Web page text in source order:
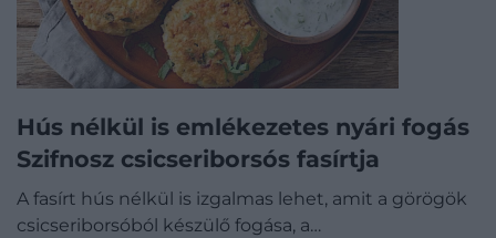
Hús nélkül is emlékezetes nyári fogás
Szifnosz csicseriborsós fasírtja
A fasírt hús nélkül is izgalmas lehet, amit a görögök
csicseriborsóból készülő fogása, a…